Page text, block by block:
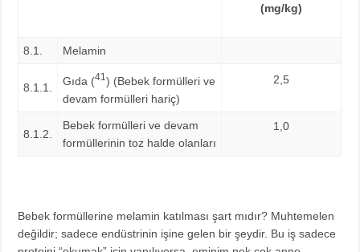
(mg/kg)
8.1. Melamin
8.1.1.
Gıda (41) (Bebek formülleri ve
devam formülleri hariç)
2,5
8.1.2.
Bebek formülleri ve devam
formüllerinin toz halde olanları
1,0
Bebek formüllerine melamin katılması şart mıdır? Muhtemelen
değildir; sadece endüstrinin işine gelen bir şeydir. Bu iş sadece